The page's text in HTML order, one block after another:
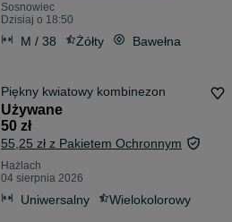
Sosnowiec
Dzisiaj o 18:50
M / 38 Żółty Bawełna
Piękny kwiatowy kombinezon
Używane
50 zł
55,25 zł z Pakietem Ochronnym
Hażlach
04 sierpnia 2026
Uniwersalny Wielokolorowy